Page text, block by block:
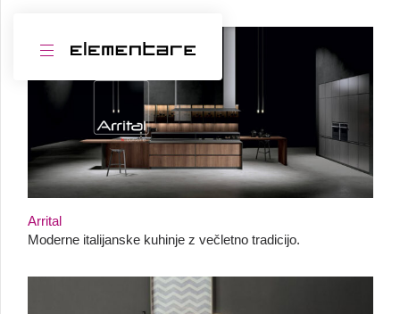
Arrital
Moderne italijanske kuhinje z večletno tradicijo.